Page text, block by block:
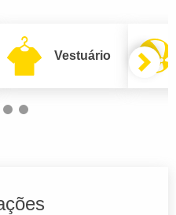
Vestuário